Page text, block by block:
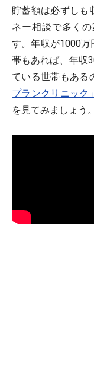
貯蓄額は必ずしも
ネー相談で多く
す。年収が1000
帯もあれば、年収
ている世帯もある
プランクリニック」
を見てみましょう。